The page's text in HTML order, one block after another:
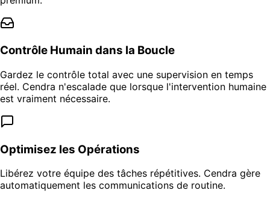
Contrôle Humain dans la Boucle
Gardez le contrôle total avec une supervision en temps
réel. Cendra n'escalade que lorsque l'intervention humaine
est vraiment nécessaire.
Optimisez les Opérations
Libérez votre équipe des tâches répétitives. Cendra gère
automatiquement les communications de routine.